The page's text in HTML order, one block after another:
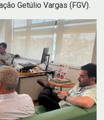
Getúlio Vargas (FGV).